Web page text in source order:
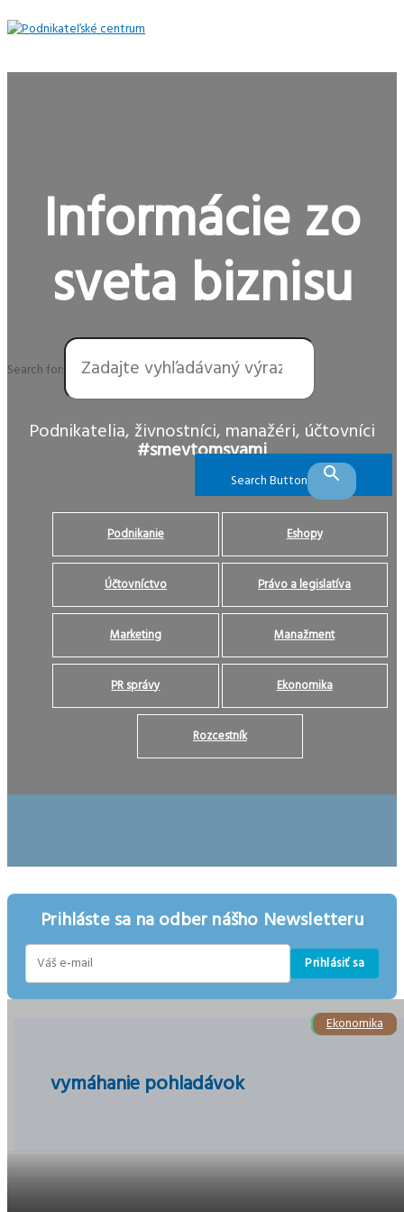
Preskočiť
na
Menu
Informácie zo
sveta biznisu
Search for:
Search Button
Podnikatelia, živnostníci, manažéri, účtovníci
#smevtomsvami
Podnikanie Eshopy
Účtovníctvo Právo a legislatíva
Marketing Manažment
PR správy Ekonomika
Rozcestník
Prihláste sa na odber nášho Newsletteru
Prihlásiť sa
vymáhanie pohladávok
Podnikanie
Ekonomika
Ekonomika
Ekonomika
Ekonomika
Ekonomika
Ekonomika
Podnikanie
Ekonomika